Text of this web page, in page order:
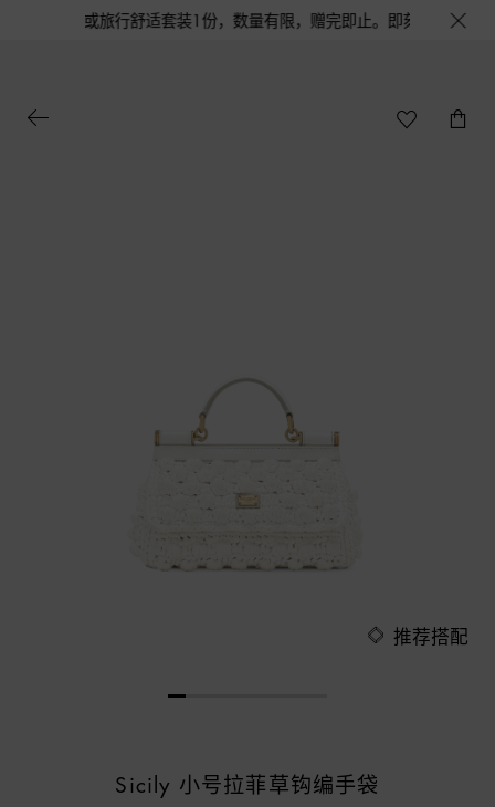
水或旅行舒适套装1份，数量有限，赠完即止。即刻选购，尊享
推荐搭配
Sicily 小号拉菲草钩编手袋